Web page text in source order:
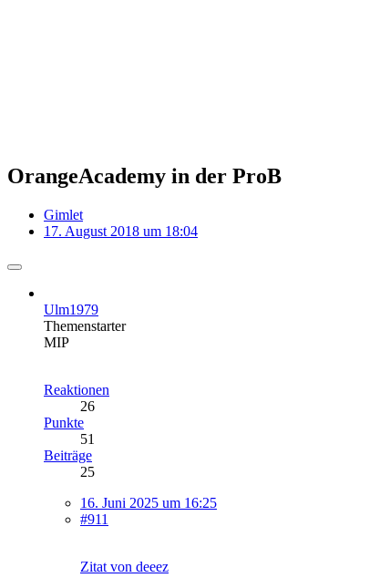
OrangeAcademy in der ProB
Gimlet
17. August 2018 um 18:04
Ulm1979
Themenstarter
MIP
Reaktionen
26
Punkte
51
Beiträge
25
16. Juni 2025 um 16:25
#911
Zitat von deeez